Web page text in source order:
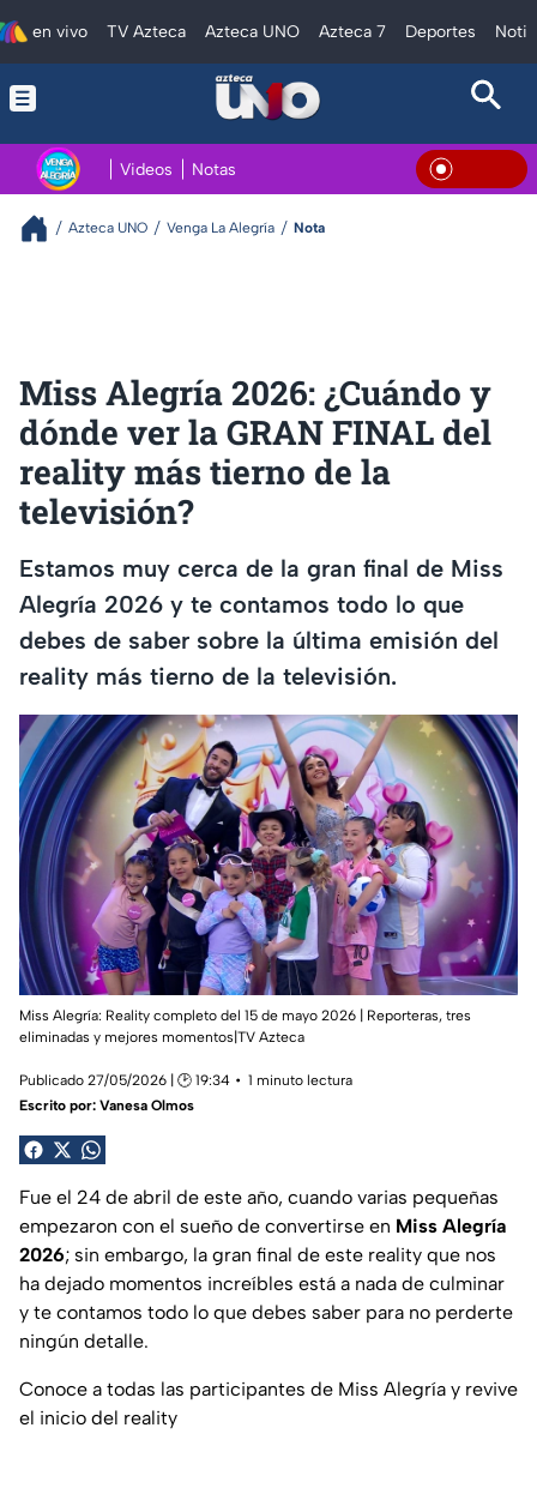
en vivo TV Azteca Azteca UNO Azteca 7 Deportes
Videos Notas En
Azteca UNO Venga La Alegría Nota
Miss Alegría 2026: ¿Cuándo y
dónde ver la GRAN FINAL del
reality más tierno de la
televisión?
Estamos muy cerca de la gran final de Miss
Alegría 2026 y te contamos todo lo que
debes de saber sobre la última emisión del
reality más tierno de la televisión.
Miss Alegría: Reality completo del 15 de mayo 2026 | Reporteras, tres
eliminadas y mejores momentos|TV Azteca
Publicado 27/05/2026 | 🕑 19:34
1 minuto lectura
Escrito por: Vanesa Olmos
Fue el 24 de abril de este año, cuando varias pequeñas
empezaron con el sueño de convertirse en Miss Alegría
2026; sin embargo, la gran final de este reality que nos
ha dejado momentos increíbles está a nada de culminar
y te contamos todo lo que debes saber para no perderte
ningún detalle.
Conoce a todas las participantes de Miss Alegría y revive
el inicio del reality